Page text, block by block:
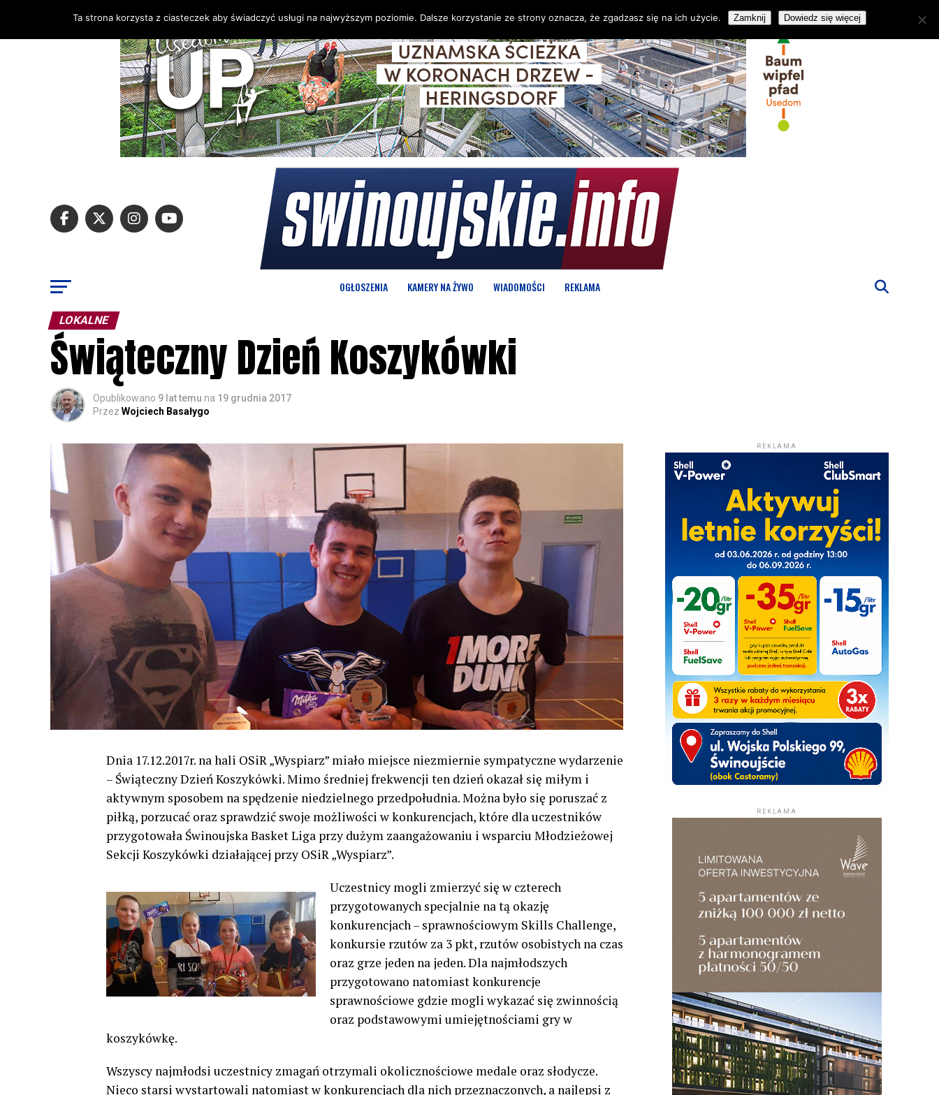
OGŁOSZENIA KAMERY NA ŻYWO WIADOMOŚCI REKLAMA
LOKALNE
Świąteczny Dzień Koszykówki
Opublikowano 9 lat temu na 19 grudnia 2017
Przez Wojciech Basałygo
Dnia 17.12.2017r. na hali OSiR „Wyspiarz” miało miejsce niezmiernie sympatyczne wydarzenie
– Świąteczny Dzień Koszykówki. Mimo średniej frekwencji ten dzień okazał się miłym i
aktywnym sposobem na spędzenie niedzielnego przedpołudnia. Można było się poruszać z
piłką, porzucać oraz sprawdzić swoje możliwości w konkurencjach, które dla uczestników
przygotowała Świnoujska Basket Liga przy dużym zaangażowaniu i wsparciu Młodzieżowej
Sekcji Koszykówki działającej przy OSiR „Wyspiarz”.
Uczestnicy mogli zmierzyć się w czterech
przygotowanych specjalnie na tą okazję
konkurencjach – sprawnościowym Skills Challenge,
konkursie rzutów za 3 pkt, rzutów osobistych na czas
oraz grze jeden na jeden. Dla najmłodszych
przygotowano natomiast konkurencje
sprawnościowe gdzie mogli wykazać się zwinnością
oraz podstawowymi umiejętnościami gry w
koszykówkę.
Wszyscy najmłodsi uczestnicy zmagań otrzymali okolicznościowe medale oraz słodycze.
Nieco starsi wystartowali natomiast w konkurencjach dla nich przeznaczonych, a najlepsi z
REKLAMA
REKLAMA
Ta strona korzysta z ciasteczek aby świadczyć usługi na najwyższym poziomie. Dalsze korzystanie ze strony oznacza, że zgadzasz się na ich użycie. Zamknij Dowiedz się więcej